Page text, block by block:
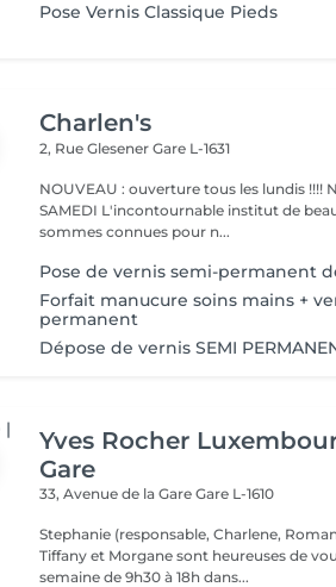
Pose Vernis Classique Pieds
Charlen's
2, Rue GlesenerGare L-1631
NOUVEAU : ouverture tous les lundis !!!!
SAMEDI L'incontournable institut de beauté à Luxembourg. Nous
sommes connues pour n...
Pose de vernis semi-permanent
Forfait manucure soins mains +
permanent
Dépose de vernis SEMI
Yves Rocher
Gare
33, Avenue de la GareGare L-1610
Stephanie (responsable, Charlene,
Tiffany et Morgane sont heureuses de
semaine de 9h30 à 18h dans...